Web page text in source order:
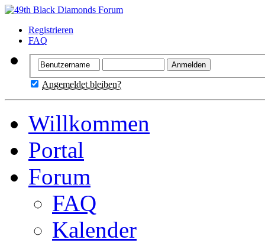
Registrieren
FAQ
Angemeldet bleiben?
Willkommen
Portal
Forum
FAQ
Kalender